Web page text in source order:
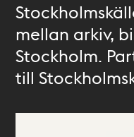
mellan arkiv,
Stockholm.
till